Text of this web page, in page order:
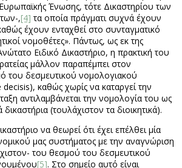
Ένωσης, τότε Δικαστηρίου των
,[4] τα οποία πράγματι συχνά έχουν
έχουν ενταχθεί στο συνταγματικό
νομοθέτες». Πάντως, ως εκ της
Ειδικό Δικαστήριο, η πρακτική του
μάλλον παραπέμπει στον
του δεσμευτικού νομολογιακού
καθώς χωρίς να καταργεί την
αντιλαμβάνεται την νομολογία του ως
(τουλάχιστον τα διοικητικά).
να θεωρεί ότι έχει επέλθει μία
μας συστήματος με την αναγνώριση
του θεσμού του δεσμευτικού
[5]. Στο σημείο αυτό είναι